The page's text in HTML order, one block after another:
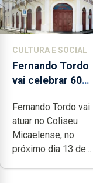
CULTURA E SOCIAL
Fernando Tordo
vai celebrar 60
no Coliseu
Micaelense
Fernando Tordo vai
atuar no Coliseu
Micaelense, no
próximo dia 13 de...